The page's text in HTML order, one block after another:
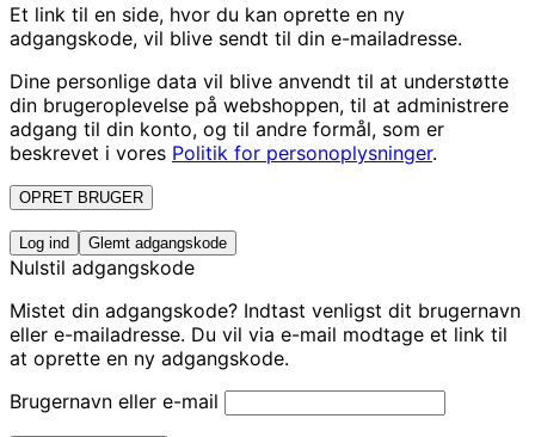
Et link til en side, hvor du kan oprette en ny
adgangskode, vil blive sendt til din e-mailadresse.
Dine personlige data vil blive anvendt til at understøtte
din brugeroplevelse på webshoppen, til at administrere
adgang til din konto, og til andre formål, som er
beskrevet i vores Politik for personoplysninger.
OPRET BRUGER
Log ind Glemt adgangskode
Nulstil adgangskode
Mistet din adgangskode? Indtast venligst dit brugernavn
eller e-mailadresse. Du vil via e-mail modtage et link til
at oprette en ny adgangskode.
Brugernavn eller e-mail